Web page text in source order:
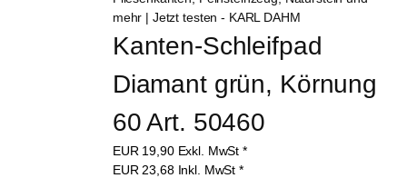
Kanten-Schleifpad
Diamant grün, Körnung
60 Art. 50460
EUR 19,90 Exkl. MwSt *
EUR 23,68 Inkl. MwSt *